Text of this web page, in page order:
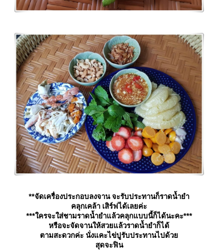
**จัดเครื่องประกอบลงจาน จะรับประทานก็ราดน้ำยำ
คลุกเคล้า เสิร์ฟได้เลยค่ะ
***ใครจะใส่ชามราดน้ำยำแล้วคลุกแบบนี้ก็ได้นะคะ***
หรือจะจัดจานให้สวยแล้วราดน้ำยำก็ได้
ตามสะดวกค่ะ นั่งแคะไข่ปูรับประทานไปด้ว
สุดจะฟิน